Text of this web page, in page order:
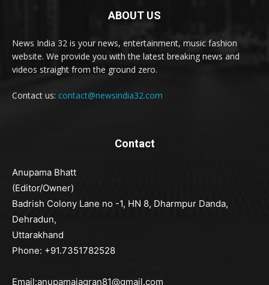
ABOUT US
News India 32 is your news, entertainment, music fashion
website. We provide you with the latest breaking news and
videos straight from the ground zero.
Contact us: contact@newsindia32.com
Contact
Anupama Bhatt
(Editor/Owner)
Badrish Colony Lane no -1, HN 8, Dharmpur Danda,
Dehradun,
Uttarakhand
Phone: +91.7351782528
Email:anupamajagran81@gmail.com